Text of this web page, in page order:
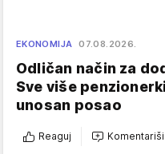
EKONOMIJA 07.08.2026.
Odličan način za
Sve više
unosan posao
Reaguj Komentariši